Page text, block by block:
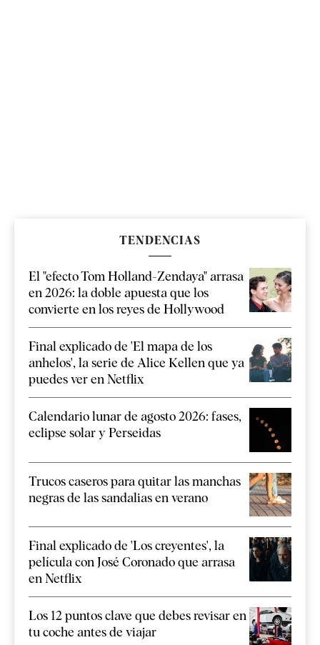
TENDENCIAS
El "efecto Tom Holland-Zendaya" arrasa
en 2026: la doble apuesta que los
convierte en los reyes de Hollywood
Final explicado de 'El mapa de los
anhelos', la serie de Alice Kellen que ya
puedes ver en Netflix
Calendario lunar de agosto 2026: fases,
eclipse solar y Perseidas
Trucos caseros para quitar las manchas
negras de las sandalias en verano
Final explicado de 'Los creyentes', la
película con José Coronado que arrasa
en Netflix
Los 12 puntos clave que debes revisar en
tu coche antes de viajar